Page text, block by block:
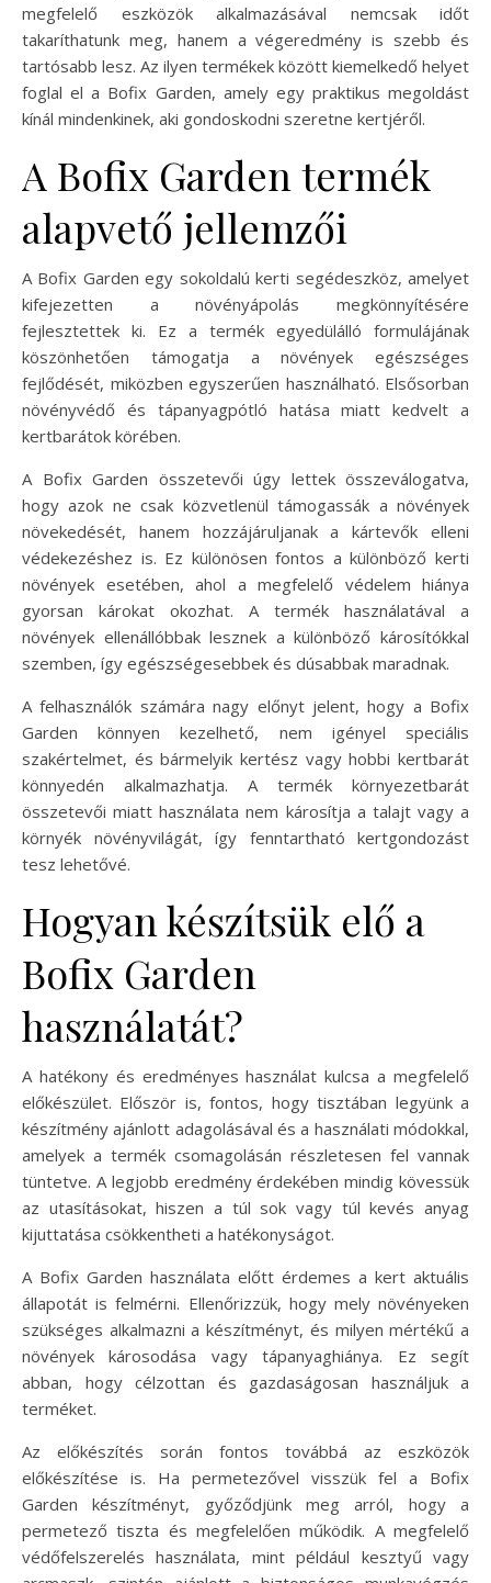
megfelelő eszközök alkalmazásával nemcsak időt
takaríthatunk meg, hanem a végeredmény is szebb és
tartósabb lesz. Az ilyen termékek között kiemelkedő helyet
foglal el a Bofix Garden, amely egy praktikus megoldást
kínál mindenkinek, aki gondoskodni szeretne kertjéről.
A Bofix Garden termék
alapvető jellemzői
A Bofix Garden egy sokoldalú kerti segédeszköz, amelyet
kifejezetten a növényápolás megkönnyítésére
fejlesztettek ki. Ez a termék egyedülálló formulájának
köszönhetően támogatja a növények egészséges
fejlődését, miközben egyszerűen használható. Elsősorban
növényvédő és tápanyagpótló hatása miatt kedvelt a
kertbarátok körében.
A Bofix Garden összetevői úgy lettek összeválogatva,
hogy azok ne csak közvetlenül támogassák a növények
növekedését, hanem hozzájáruljanak a kártevők elleni
védekezéshez is. Ez különösen fontos a különböző kerti
növények esetében, ahol a megfelelő védelem hiánya
gyorsan károkat okozhat. A termék használatával a
növények ellenállóbbak lesznek a különböző károsítókkal
szemben, így egészségesebbek és dúsabbak maradnak.
A felhasználók számára nagy előnyt jelent, hogy a Bofix
Garden könnyen kezelhető, nem igényel speciális
szakértelmet, és bármelyik kertész vagy hobbi kertbarát
könnyedén alkalmazhatja. A termék környezetbarát
összetevői miatt használata nem károsítja a talajt vagy a
környék növényvilágát, így fenntartható kertgondozást
tesz lehetővé.
Hogyan készítsük elő a
Bofix Garden
használatát?
A hatékony és eredményes használat kulcsa a megfelelő
előkészület. Először is, fontos, hogy tisztában legyünk a
készítmény ajánlott adagolásával és a használati módokkal,
amelyek a termék csomagolásán részletesen fel vannak
tüntetve. A legjobb eredmény érdekében mindig kövessük
az utasításokat, hiszen a túl sok vagy túl kevés anyag
kijuttatása csökkentheti a hatékonyságot.
A Bofix Garden használata előtt érdemes a kert aktuális
állapotát is felmérni. Ellenőrizzük, hogy mely növényeken
szükséges alkalmazni a készítményt, és milyen mértékű a
növények károsodása vagy tápanyaghiánya. Ez segít
abban, hogy célzottan és gazdaságosan használjuk a
terméket.
Az előkészítés során fontos továbbá az eszközök
előkészítése is. Ha permetezővel visszük fel a Bofix
Garden készítményt, győződjünk meg arról, hogy a
permetező tiszta és megfelelően működik. A megfelelő
védőfelszerelés használata, mint például kesztyű vagy